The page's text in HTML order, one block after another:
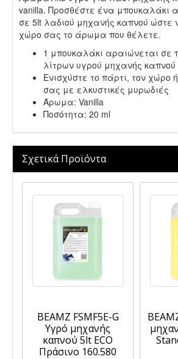
vanilla. Προσθέστε ένα μπουκαλάκι
σε 5lt λαδιού μηχανής καπνού ώστε
χώρο σας το άρωμα που θέλετε.
1 μπουκαλάκι αραιώνεται σε
λίτρων υγρού μηχανής καπνού
Ενισχύστε το πάρτι, τον χώρο
σας με ελκυστικές μυρωδιές
Άρωμα: Vanilla
Ποσότητα: 20 ml
Σχετικά Προϊόντα
BEAMZ FSMF5E-G
Υγρό μηχανής
καπνού 5lt ECO
Πράσινο 160.580